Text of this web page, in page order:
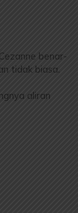
benar-
tidak biasa.
aliran